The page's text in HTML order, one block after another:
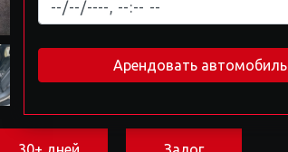
Арендовать автомобиль